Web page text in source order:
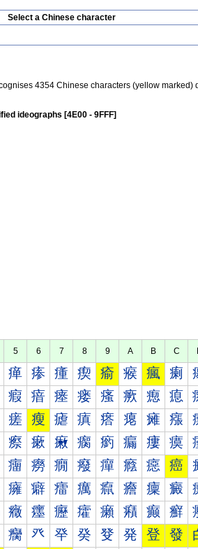
Select a Chinese character
4354 Chinese characters (yellow marked)
ideographs [4E00 - 9FFF]
5 6 7 8 9 A B C
瘅 瘆 瘇 瘈 瘉 瘊 瘋 瘌
瘕 瘖 瘗 瘘 瘙 瘚 瘛 瘜
瘥 瘦 瘧 瘨 瘩 瘪 瘫 瘬
瘵 瘶 瘷 瘸 瘹 瘺 瘻 瘼
癅 癆 癇 癈 癉 癊 癋 癌
癕 癖 癗 癘 癙 癚 癛 癜
癥 癦 癧 癨 癩 癪 癫 癬
癵 癶 癷 癸 癹 発 登 發